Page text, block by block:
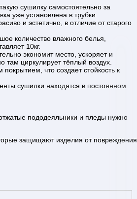
сушилку самостоятельно за
уже установлена в трубки.
и эстетично, в отличие от старого
количество влажного белья,
10кг.
экономит место, ускоряет и
там циркулирует тёплый воздух.
что создает стойкость к
сушилки находятся в постоянном
пододеяльники и пледы нужно
защищают изделия от повреждения